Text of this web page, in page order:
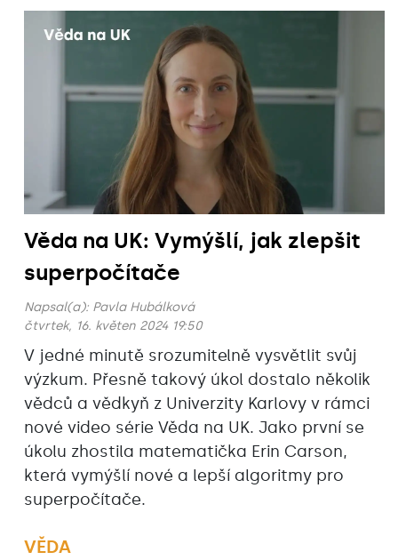
Věda na UK: Vymýšlí, jak zlepšit
superpočítače
Napsal(a): Pavla Hubálková
čtvrtek, 16. květen 2024 19:50
V jedné minutě srozumitelně vysvětlit svůj
výzkum. Přesně takový úkol dostalo několik
vědců a vědkyň z Univerzity Karlovy v rámci
nové video série Věda na UK. Jako první se
úkolu zhostila matematička Erin Carson,
která vymýšlí nové a lepší algoritmy pro
superpočítače.
VĚDA